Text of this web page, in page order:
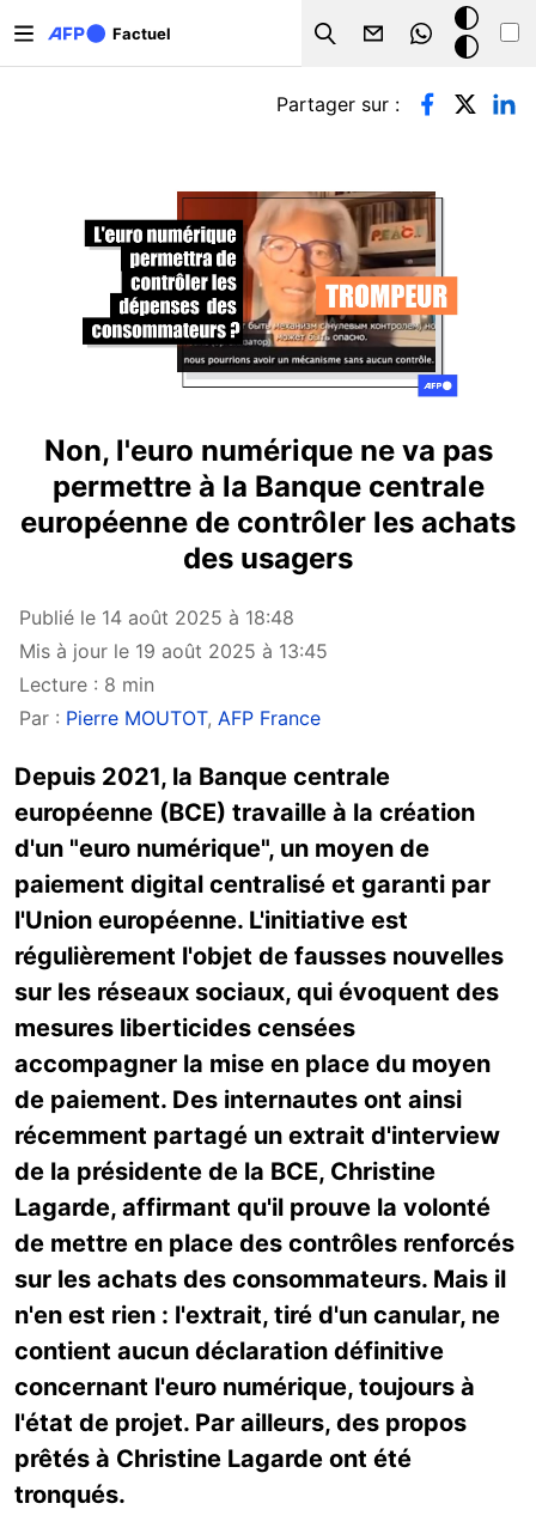
Factuel
Search
Mode
sombre
Onglets principaux
Partager sur :
Non, l'euro numérique ne va pas
permettre à la Banque centrale
européenne de contrôler les achats
des usagers
Publié le 14 août 2025 à 18:48
Mis à jour le 19 août 2025 à 13:45
Lecture : 8 min
Par : Pierre MOUTOT, AFP France
Depuis 2021, la Banque centrale
européenne (BCE) travaille à la création
d'un "euro numérique", un moyen de
paiement digital centralisé et garanti par
l'Union européenne. L'initiative est
régulièrement l'objet de fausses nouvelles
sur les réseaux sociaux, qui évoquent des
mesures liberticides censées
accompagner la mise en place du moyen
de paiement. Des internautes ont ainsi
récemment partagé un extrait d'interview
de la présidente de la BCE, Christine
Lagarde, affirmant qu'il prouve la volonté
de mettre en place des contrôles renforcés
sur les achats des consommateurs. Mais il
n'en est rien : l'extrait, tiré d'un canular, ne
contient aucun déclaration définitive
concernant l'euro numérique, toujours à
l'état de projet. Par ailleurs, des propos
prêtés à Christine Lagarde ont été
tronqués.